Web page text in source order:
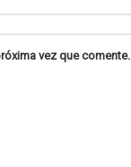
vez que comente.